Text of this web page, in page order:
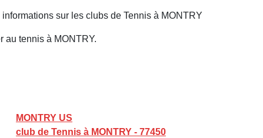
sur les clubs de Tennis à MONTRY
au tennis à MONTRY.
MONTRY US
club de Tennis à MONTRY - 77450